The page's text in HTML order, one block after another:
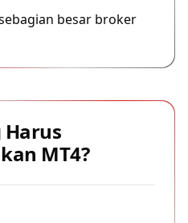
besar broker
Harus
MT4?